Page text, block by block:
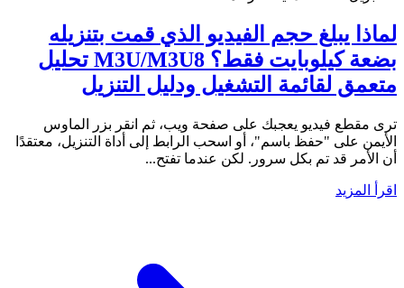
لماذا يبلغ حجم الفيديو الذي قمت بتنزيله
بضعة كيلوبايت فقط؟ M3U/M3U8 تحليل
متعمق لقائمة التشغيل ودليل التنزيل
ترى مقطع فيديو يعجبك على صفحة ويب، ثم انقر بزر الماوس
الأيمن على "حفظ باسم"، أو اسحب الرابط إلى أداة التنزيل، معتقدًا
أن الأمر قد تم بكل سرور. لكن عندما تفتح...
اقرأ المزيد